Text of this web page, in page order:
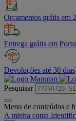
Orçamentos grátis em
Entrega grátis em
Devoluções até 30 dias
Pesquisar
Menu de conteúdos e
A minha conta